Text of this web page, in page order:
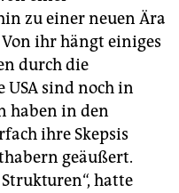
zu einer neuen Ära
ihr hängt einiges
durch die
USA sind noch in
haben in den
ihre Skepsis
geäußert.
hatte